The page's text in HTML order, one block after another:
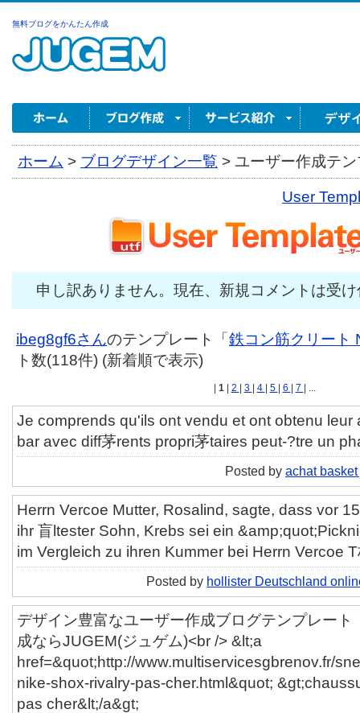
無料ブログをかんたん作成
ホーム > ブログデザイン一覧 > ユーザー作成テ
User
申し訳ありません。現在、新規コメントは受
ibeg8gf6さんのテンプレート「 鉄コン筋クリート
ト数(118件) (新着順で表示)
1 2 3 4 5 6 7 | ...
Je comprends qu'ils ont vendu et ont obtenu leur
bar avec diff茅rents propri茅taires peut-?tre un
Posted by achat
Herrn Vercoe Mutter, Rosalind, sagte, dass vor
ihr 盲ltester Sohn, Krebs sei ein
im Vergleich zu ihren Kummer bei Herrn Vercoe
Posted by hollister Deutschland
デザイン豊富なユーザー作成ブログテンプレート
成ならJUGEM(ジュゲム)<br /> &lt;a
href=&quot;http://www.multiservicesgbrenov.fr/
nike-shox-rivalry-pas-cher.html&quot;
pas cher&lt;/a&gt;